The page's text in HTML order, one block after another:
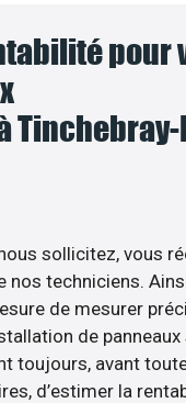
pour
sollicitez, vous
nos techniciens.
de mesurer
de
toujours, avant
d’estimer la